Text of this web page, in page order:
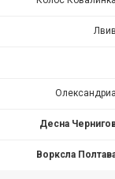
Лвив
Олександриа
Десна
Ворксла